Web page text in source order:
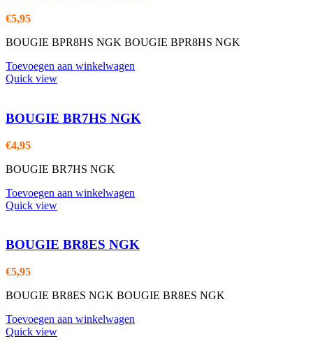
€5,95
BOUGIE BPR8HS NGK BOUGIE BPR8HS NGK
Toevoegen aan winkelwagen
Quick view
BOUGIE BR7HS NGK
€4,95
BOUGIE BR7HS NGK
Toevoegen aan winkelwagen
Quick view
BOUGIE BR8ES NGK
€5,95
BOUGIE BR8ES NGK BOUGIE BR8ES NGK
Toevoegen aan winkelwagen
Quick view